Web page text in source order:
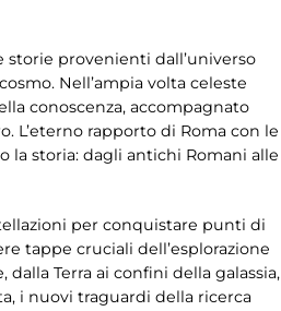
provenienti dall’universo
Nell’ampia volta celeste
conoscenza, accompagnato
L’eterno rapporto di Roma con le
la storia: dagli antichi Romani alle
per conquistare punti di
tappe cruciali dell’esplorazione
Terra ai confini della galassia,
i nuovi traguardi della ricerca